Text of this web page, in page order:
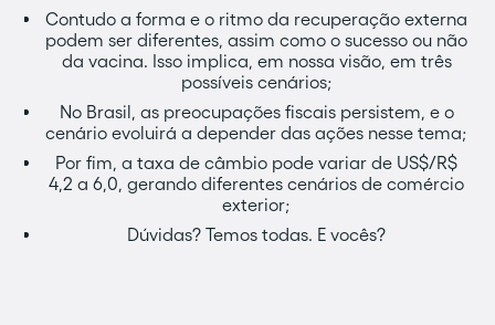
Contudo a forma e o ritmo da recuperação externa
podem ser diferentes, assim como o sucesso ou não
da vacina. Isso implica, em nossa visão, em três
possíveis cenários;
No Brasil, as preocupações fiscais persistem, e o
cenário evoluirá a depender das ações nesse tema;
Por fim, a taxa de câmbio pode variar de US$/R$
4,2 a 6,0, gerando diferentes cenários de comércio
exterior;
Dúvidas? Temos todas. E vocês?